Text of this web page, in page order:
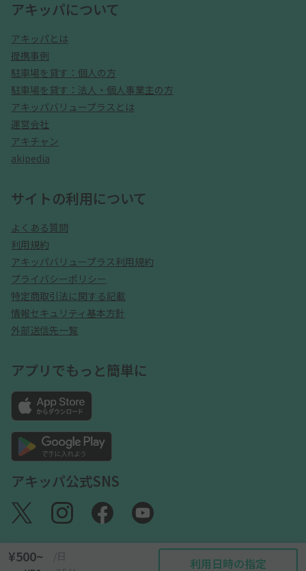
¥500~
/日
利用日時の指定
アキッパについて
アキッパとは
提携事例
駐車場を貸す：個人の方
駐車場を貸す：法人・個人事業主の方
アキッパバリュープラスとは
運営会社
アキチャン
akipedia
サイトの利用について
よくある質問
利用規約
アキッパバリュープラス利用規約
プライバシーポリシー
特定商取引法に関する記載
情報セキュリティ基本方針
外部送信先一覧
アプリでもっと簡単に
アキッパ公式SNS
©akippa Inc. All Rights Reserved.